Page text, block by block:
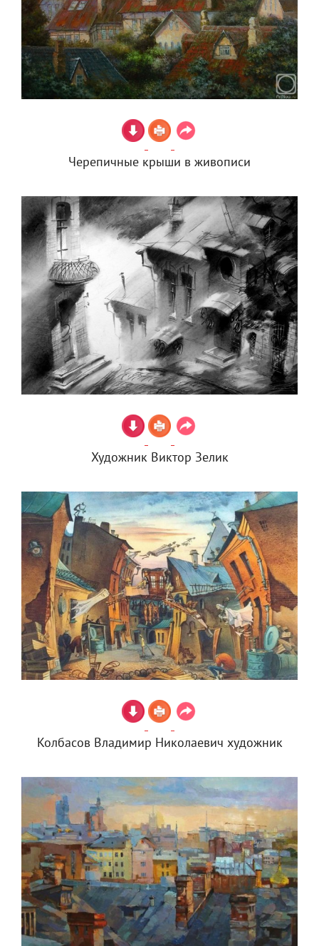
Черепичные крыши в живописи
Художник Виктор Зелик
Колбасов Владимир Николаевич художник